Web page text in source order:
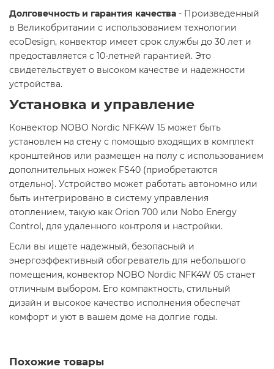
Долговечность и гарантия качества - Произведенный
в Великобритании с использованием технологии
ecoDesign, конвектор имеет срок службы до 30 лет и
предоставляется с 10-летней гарантией. Это
свидетельствует о высоком качестве и надежности
устройства.​
Установка и управление
Конвектор NOBO Nordic NFK4W 15 может быть
установлен на стену с помощью входящих в комплект
кронштейнов или размещен на полу с использованием
дополнительных ножек FS40 (приобретаются
отдельно). Устройство может работать автономно или
быть интегрировано в систему управления
отоплением, такую как Orion 700 или Nobo Energy
Control, для удаленного контроля и настройки.​
Если вы ищете надежный, безопасный и
энергоэффективный обогреватель для небольшого
помещения, конвектор NOBO Nordic NFK4W 05 станет
отличным выбором. Его компактность, стильный
дизайн и высокое качество исполнения обеспечат
комфорт и уют в вашем доме на долгие годы.​
Похожие товары